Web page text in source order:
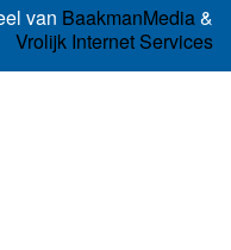
van BaakmanMedia&
Vrolijk Internet Services